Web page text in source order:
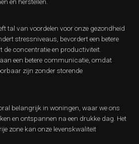
tal van voordelen voor onze gezondheid
stressniveaus, bevordert een betere
de concentratie en productiviteit.
een betere communicatie, omdat
zijn zonder storende
belangrijk in woningen, waar we ons
en ontspannen na een drukke dag. Het
zone kan onze levenskwaliteit